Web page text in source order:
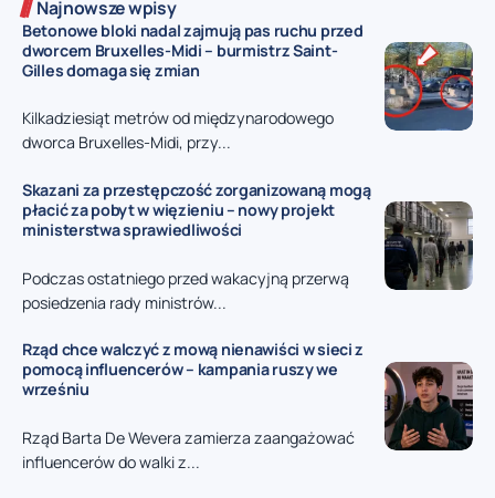
Najnowsze wpisy
Betonowe bloki nadal zajmują pas ruchu przed
dworcem Bruxelles-Midi – burmistrz Saint-
Gilles domaga się zmian
Kilkadziesiąt metrów od międzynarodowego
dworca Bruxelles-Midi, przy...
Skazani za przestępczość zorganizowaną mogą
płacić za pobyt w więzieniu – nowy projekt
ministerstwa sprawiedliwości
Podczas ostatniego przed wakacyjną przerwą
posiedzenia rady ministrów...
Rząd chce walczyć z mową nienawiści w sieci z
pomocą influencerów – kampania ruszy we
wrześniu
Rząd Barta De Wevera zamierza zaangażować
influencerów do walki z...